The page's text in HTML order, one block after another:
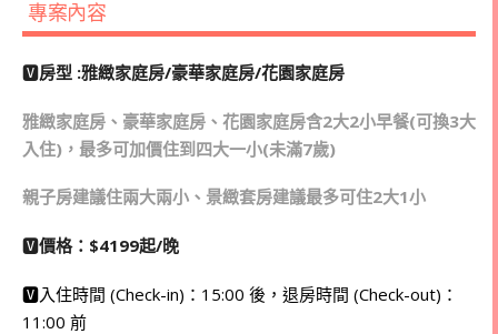
專案內容
🆅房型 :雅緻家庭房/豪華家庭房/花園家庭房
雅緻家庭房、豪華家庭房、花園家庭房含2大2小早餐(可換3大
入住)，最多可加價住到四大一小(未滿7歲)
親子房建議住兩大兩小、景緻套房建議最多可住2大1小
🆅價格：$4199起/晚
🆅入住時間 (Check-in)：15:00 後，退房時間 (Check-out)：
11:00 前